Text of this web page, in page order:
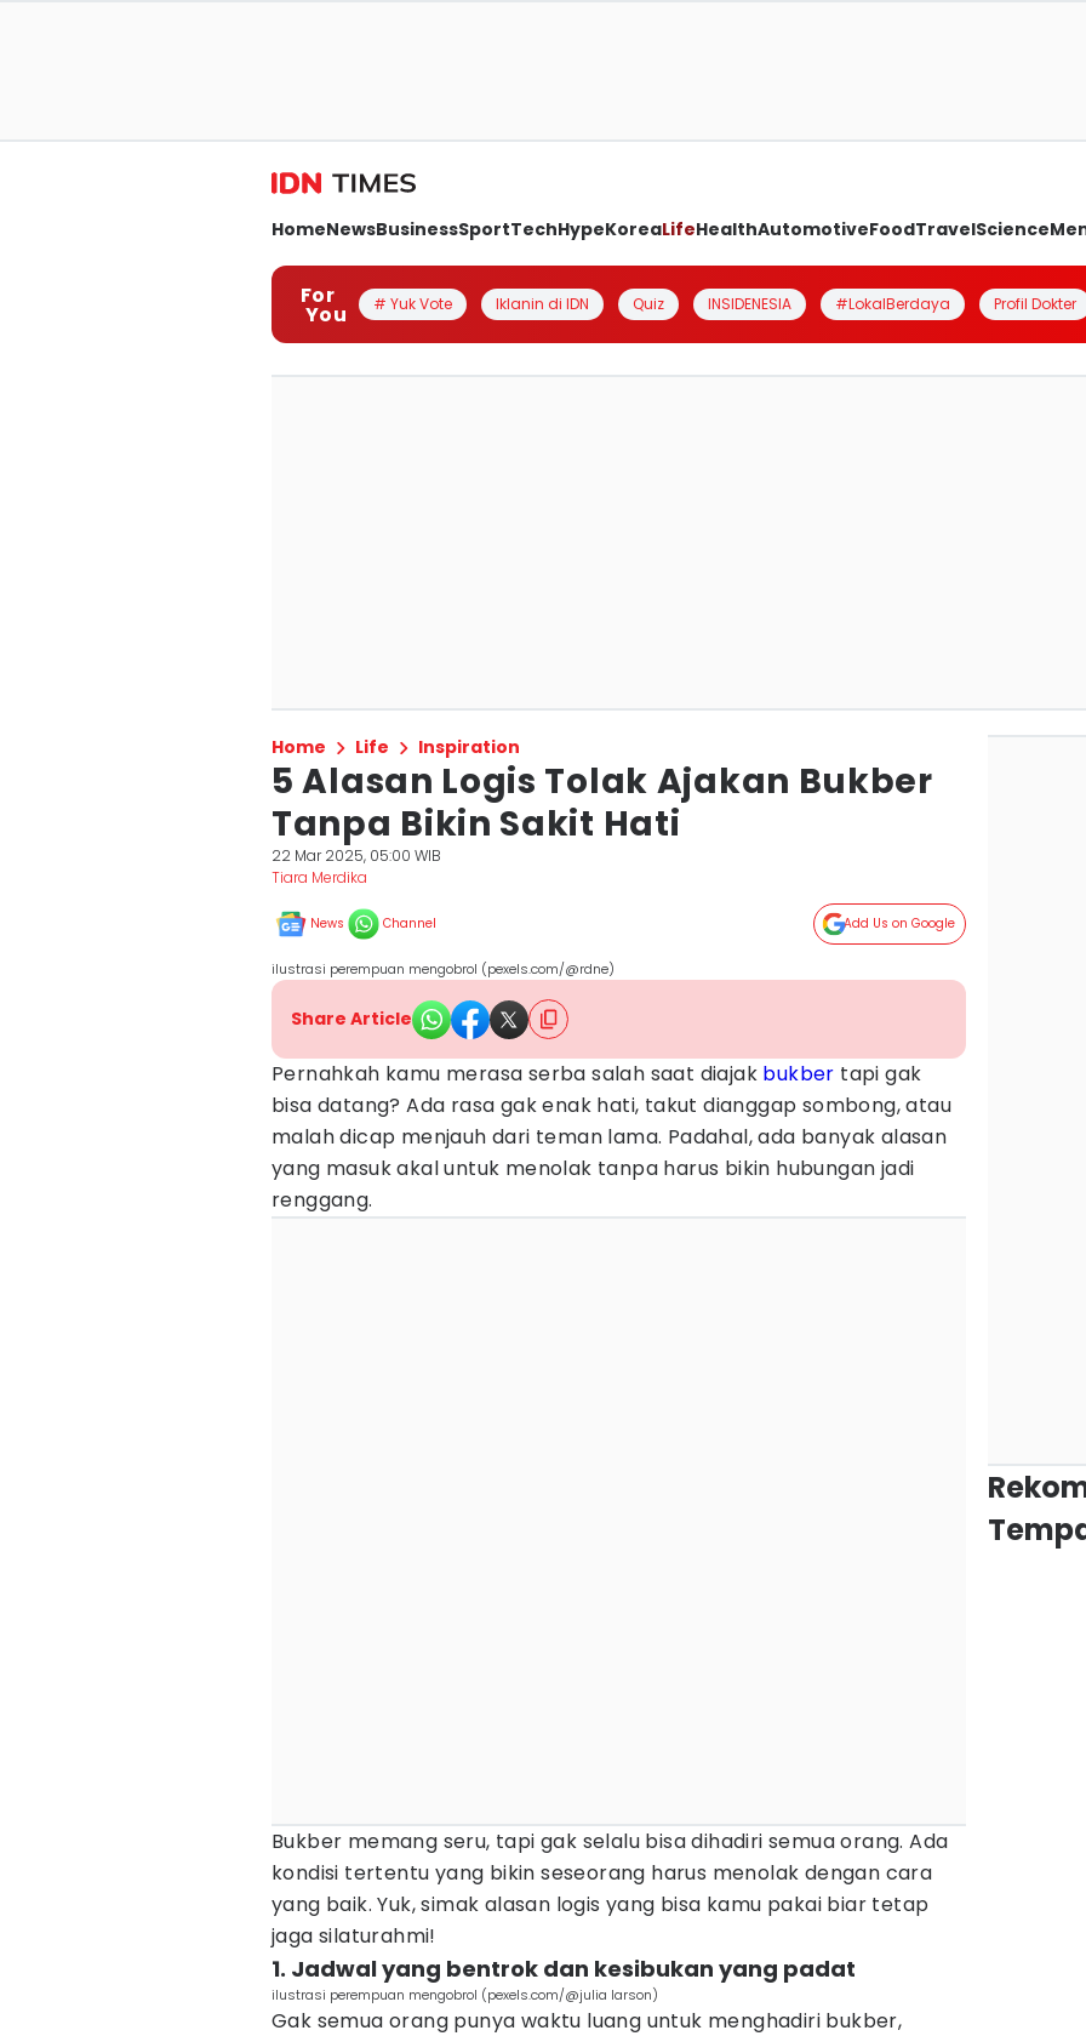
HomeNewsBusinessSportTechHypeKoreaLifeHealthAutomotiveFoodTravelScience
For
You # Yuk Vote Iklanin di IDN Quiz INSIDENESIA #LokalBerdaya Profil Dokter
Home Life Inspiration
5 Alasan Logis Tolak Ajakan Bukber
Tanpa Bikin Sakit Hati
22 Mar 2025, 05:00 WIB
Tiara Merdika
News Channel Add Us on Google
ilustrasi perempuan mengobrol (pexels.com/@rdne)
Share Article
Pernahkah kamu merasa serba salah saat diajak bukber tapi gak
bisa datang? Ada rasa gak enak hati, takut dianggap sombong, atau
malah dicap menjauh dari teman lama. Padahal, ada banyak alasan
yang masuk akal untuk menolak tanpa harus bikin hubungan jadi
renggang.
Bukber memang seru, tapi gak selalu bisa dihadiri semua orang. Ada
kondisi tertentu yang bikin seseorang harus menolak dengan cara
yang baik. Yuk, simak alasan logis yang bisa kamu pakai biar tetap
jaga silaturahmi!
1. Jadwal yang bentrok dan kesibukan yang padat
ilustrasi perempuan mengobrol (pexels.com/@julia larson)
Gak semua orang punya waktu luang untuk menghadiri bukber,